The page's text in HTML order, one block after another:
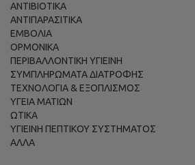
ΑΝΤΙΒΙΟΤΙΚΑ
ΑΝΤΙΠΑΡΑΣΙΤΙΚΑ
ΕΜΒΟΛΙΑ
ΟΡΜΟΝΙΚΑ
ΠΕΡΙΒΑΛΛΟΝΤΙΚΗ ΥΓΙΕΙΝΗ
ΣΥΜΠΛΗΡΩΜΑΤΑ ΔΙΑΤΡΟΦΗΣ
ΤΕΧΝΟΛΟΓΙΑ & ΕΞΟΠΛΙΣΜΟΣ
ΥΓΕΙΑ ΜΑΤΙΩΝ
ΩΤΙΚΑ
ΥΓΙΕΙΝΗ ΠΕΠΤΙΚΟΥ ΣΥΣΤΗΜΑΤΟΣ
ΑΛΛΑ